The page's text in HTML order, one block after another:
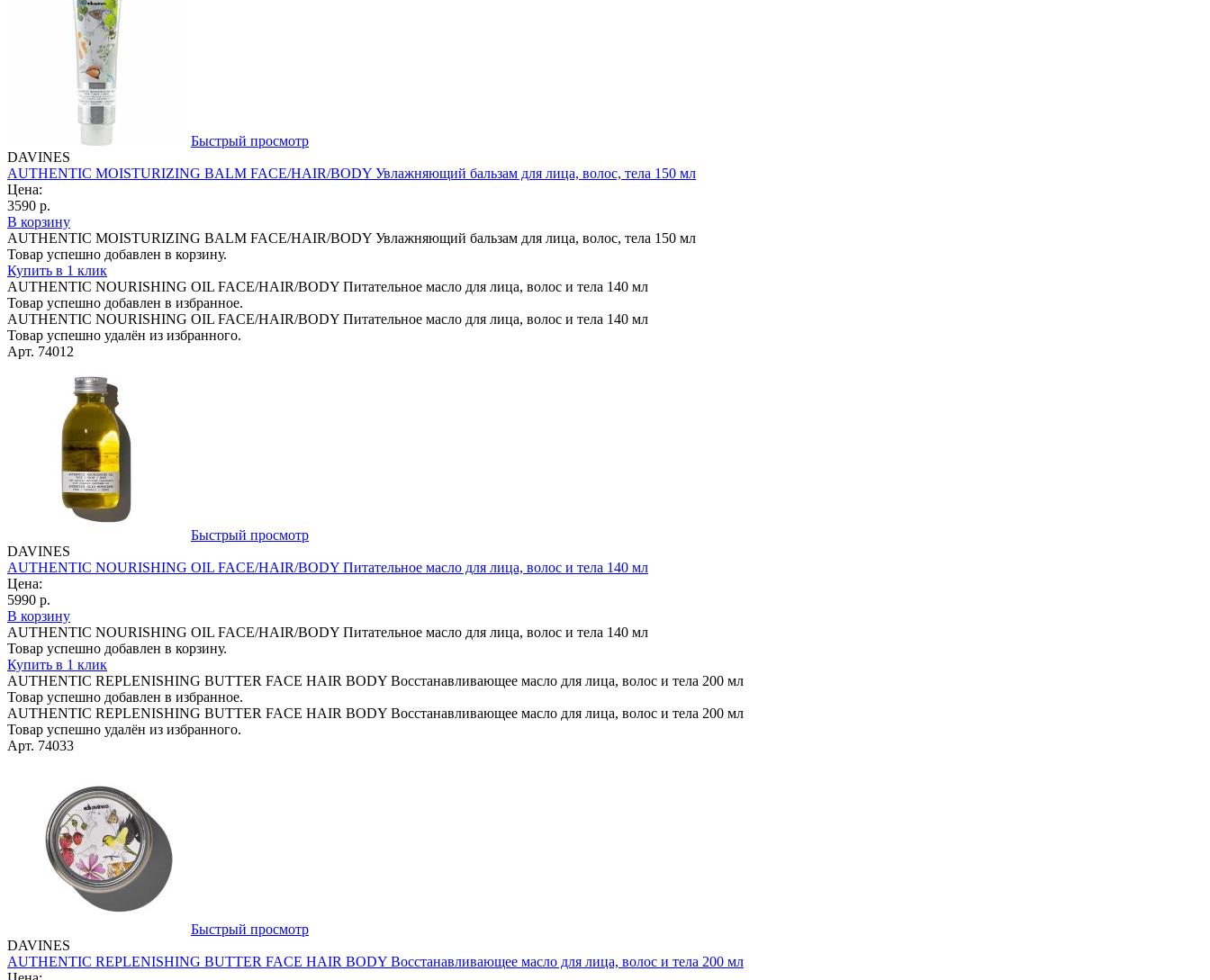
Быстрый просмотр
DAVINES
AUTHENTIC MOISTURIZING BALM FACE/HAIR/BODY Увлажняющий бальзам для лица, волос, тела 150 мл
Цена:
3590 р.
В корзину
AUTHENTIC MOISTURIZING BALM FACE/HAIR/BODY Увлажняющий бальзам для лица, волос, тела 150 мл
Товар успешно добавлен в корзину.
Купить в 1 клик
AUTHENTIC NOURISHING OIL FACE/HAIR/BODY Питательное масло для лица, волос и тела 140 мл
Товар успешно добавлен в избранное.
AUTHENTIC NOURISHING OIL FACE/HAIR/BODY Питательное масло для лица, волос и тела 140 мл
Товар успешно удалён из избранного.
Арт. 74012
Быстрый просмотр
DAVINES
AUTHENTIC NOURISHING OIL FACE/HAIR/BODY Питательное масло для лица, волос и тела 140 мл
Цена:
5990 р.
В корзину
AUTHENTIC NOURISHING OIL FACE/HAIR/BODY Питательное масло для лица, волос и тела 140 мл
Товар успешно добавлен в корзину.
Купить в 1 клик
AUTHENTIC REPLENISHING BUTTER FACE HAIR BODY Восстанавливающее масло для лица, волос и тела 200 мл
Товар успешно добавлен в избранное.
AUTHENTIC REPLENISHING BUTTER FACE HAIR BODY Восстанавливающее масло для лица, волос и тела 200 мл
Товар успешно удалён из избранного.
Арт. 74033
Быстрый просмотр
DAVINES
AUTHENTIC REPLENISHING BUTTER FACE HAIR BODY Восстанавливающее масло для лица, волос и тела 200 мл